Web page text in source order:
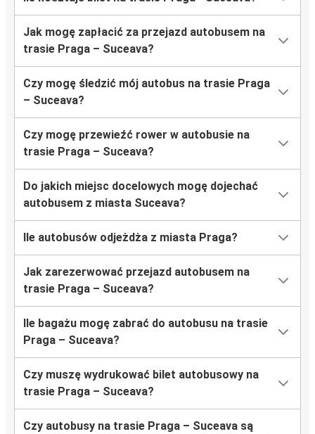
Jak mogę zapłacić za przejazd autobusem na
trasie Praga – Suceava?
Czy mogę śledzić mój autobus na trasie Praga
– Suceava?
Czy mogę przewieźć rower w autobusie na
trasie Praga – Suceava?
Do jakich miejsc docelowych mogę dojechać
autobusem z miasta Suceava?
Ile autobusów odjeżdża z miasta Praga?
Jak zarezerwować przejazd autobusem na
trasie Praga – Suceava?
Ile bagażu mogę zabrać do autobusu na trasie
Praga – Suceava?
Czy muszę wydrukować bilet autobusowy na
trasie Praga – Suceava?
Czy autobusy na trasie Praga – Suceava są